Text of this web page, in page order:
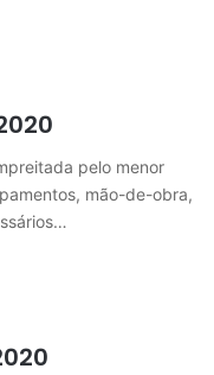
pelo menor
mão-de-obra,